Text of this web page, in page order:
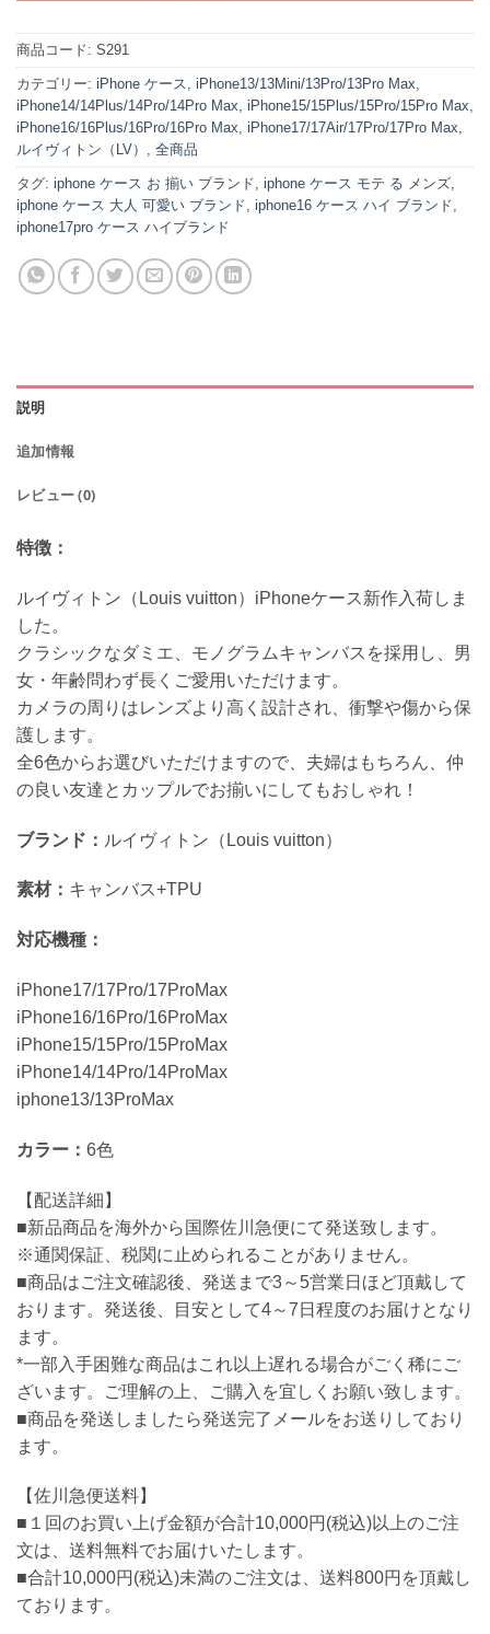
商品コード: S291
カテゴリー: iPhone ケース, iPhone13/13Mini/13Pro/13Pro Max,
iPhone14/14Plus/14Pro/14Pro Max, iPhone15/15Plus/15Pro/15Pro Max,
iPhone16/16Plus/16Pro/16Pro Max, iPhone17/17Air/17Pro/17Pro Max,
ルイヴィトン（LV） , 全商品
タグ: iphone ケース お 揃い ブランド, iphone ケース モテ る メンズ,
iphone ケース 大人 可愛い ブランド, iphone16 ケース ハイ ブランド,
iphone17pro ケース ハイブランド
説明
追加情報
レビュー (0)
特徴：
ルイヴィトン（Louis vuitton）iPhoneケース新作入荷しま
した。
クラシックなダミエ、モノグラムキャンバスを採用し、男
女・年齢問わず長くご愛用いただけます。
カメラの周りはレンズより高く設計され、衝撃や傷から保
護します。
全6色からお選びいただけますので、夫婦はもちろん、仲
の良い友達とカップルでお揃いにしてもおしゃれ！
ブランド： ルイヴィトン（Louis vuitton）
素材： キャンバス+TPU
対応機種：
iPhone17/17Pro/17ProMax
iPhone16/16Pro/16ProMax
iPhone15/15Pro/15ProMax
iPhone14/14Pro/14ProMax
iphone13/13ProMax
カラー： 6色
【配送詳細】
■新品商品を海外から国際佐川急便にて発送致します。
※通関保証、税関に止められることがありません。
■商品はご注文確認後、発送まで3～5営業日ほど頂戴して
おります。発送後、目安として4～7日程度のお届けとなり
ます。
*一部入手困難な商品はこれ以上遅れる場合がごく稀にご
ざいます。ご理解の上、ご購入を宜しくお願い致します。
■商品を発送しましたら発送完了メールをお送りしており
ます。
【佐川急便送料】
■１回のお買い上げ金額が合計10,000円(税込)以上のご注
文は、送料無料でお届けいたします。
■合計10,000円(税込)未満のご注文は、送料800円を頂戴し
ております。